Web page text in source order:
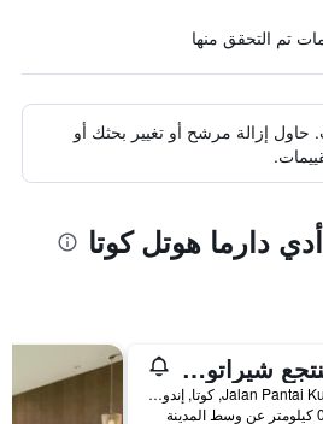
حاول إزالة مرشح أو تغيير بحثك أو
دارما هوتل كوتا
منتجع شيراتون بالي كوتا
Jalan Pantai Kuta, كوتا, إندونيسيا